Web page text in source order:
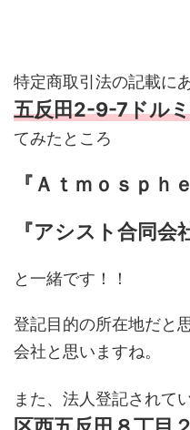
特定商取引法の記載に
五反田2-9-7ドル
てみたところ
『Ａｔｍｏｓｐｈ
『アシスト合同会
と一緒です！！
登記目的の所在地だと
会社と思いますね。
また、法人登記されて